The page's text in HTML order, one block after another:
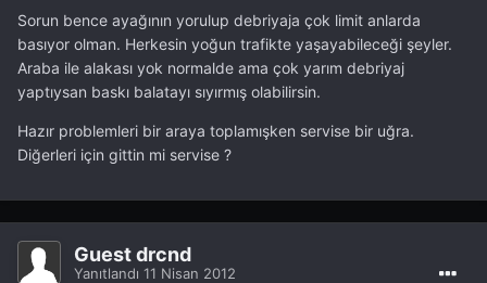
Sorun bence ayağının yorulup debriyaja çok limit anlarda
basıyor olman. Herkesin yoğun trafikte yaşayabileceği şeyler.
Araba ile alakası yok normalde ama çok yarım debriyaj
yaptıysan baskı balatayı sıyırmış olabilirsin.
Hazır problemleri bir araya toplamışken servise bir uğra.
Diğerleri için gittin mi servise ?
Guest drcnd
Yanıtlandı 11 Nisan 2012